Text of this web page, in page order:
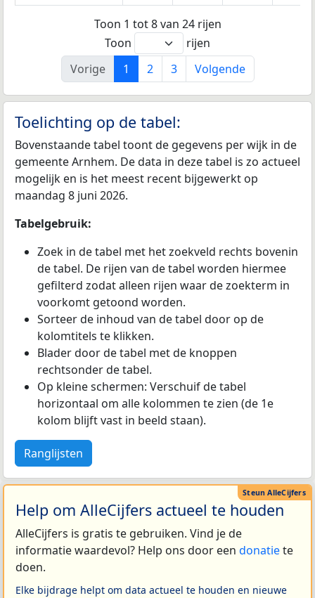
Toon 1 tot 8 van 24 rijen
Toon
rijen
Vorige
1 2 3 Volgende
Toelichting op de tabel:
Bovenstaande tabel toont de gegevens per wijk in de
gemeente Arnhem. De data in deze tabel is zo actueel
mogelijk en is het meest recent bijgewerkt op
maandag 8 juni 2026.
Tabelgebruik:
Zoek in de tabel met het zoekveld rechts bovenin
de tabel. De rijen van de tabel worden hiermee
gefilterd zodat alleen rijen waar de zoekterm in
voorkomt getoond worden.
Sorteer de inhoud van de tabel door op de
kolomtitels te klikken.
Blader door de tabel met de knoppen
rechtsonder de tabel.
Op kleine schermen: Verschuif de tabel
horizontaal om alle kolommen te zien (de 1e
kolom blijft vast in beeld staan).
Ranglijsten
Help om AlleCijfers actueel te houden
AlleCijfers is gratis te gebruiken. Vind je de
informatie waardevol? Help ons door een donatiete
doen.
Elke bijdrage helpt om data actueel te houden en nieuwe